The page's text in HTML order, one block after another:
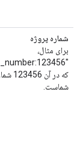
شماره پروژه
برای مثال،
که در
شماست.